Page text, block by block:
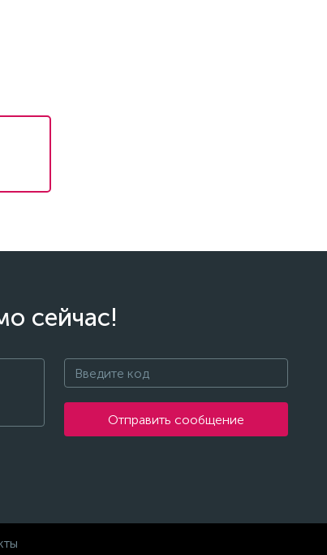
сейчас!
Отправить сообщение